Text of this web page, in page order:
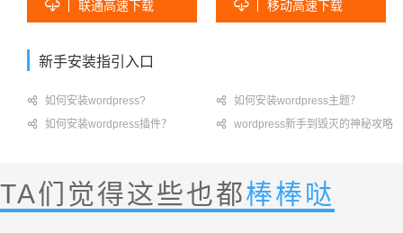
 联通高速下载  移动高速下载
新手安装指引入口
 如何安装wordpress?  如何安装wordpress主题？
 如何安装wordpress插件？  wordpress新手到毁灭的神秘攻略
TA们觉得这些也都棒棒哒